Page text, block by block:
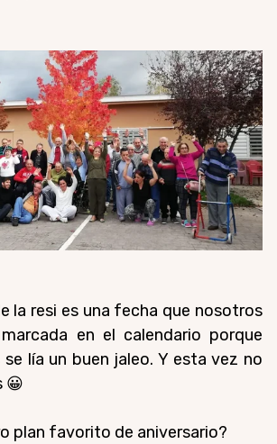
la resi es una fecha que nosotros
en el calendario porque
lía un buen jaleo. Y esta vez no
😀
plan favorito de aniversario?